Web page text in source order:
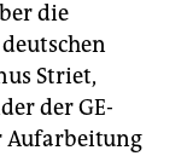
die
Striet,
der GE-
Aufarbeitung